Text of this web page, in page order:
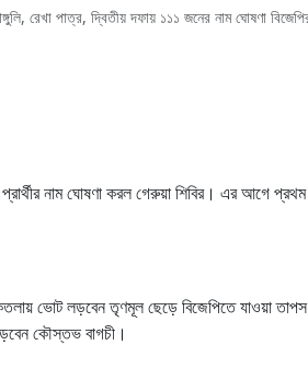
রেখা পাত্র, দ্বিতীয় দফায় ১১১ জনের নাম ঘোষণা
নাম ঘোষণা করল গেরুয়া শিবির। এর আগে প্রথম
ভোট লড়বেন তৃণমূল ছেড়ে বিজেপিতে যাওয়া তাপস
কৌস্তভ বাগচী।